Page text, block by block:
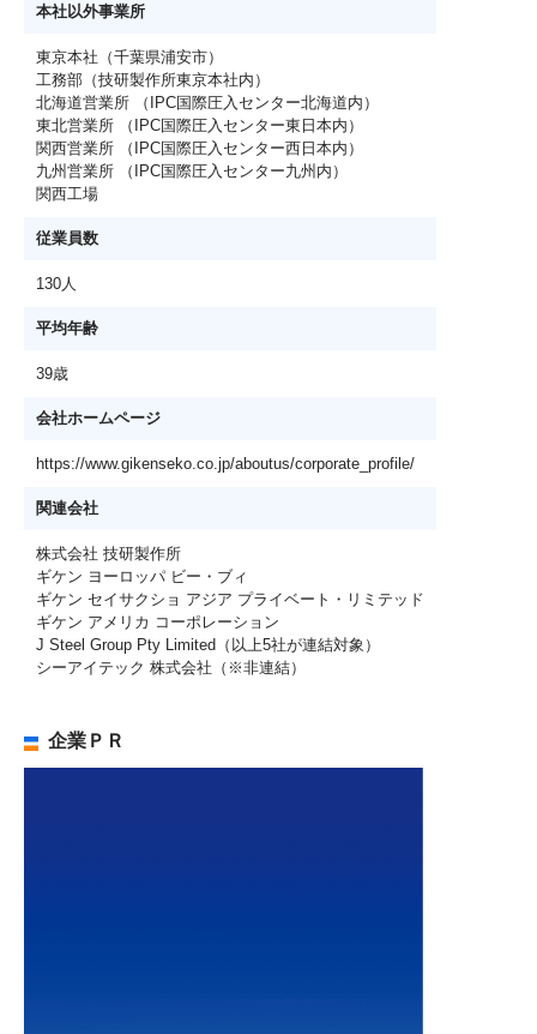
本社以外事業所
東京本社（千葉県浦安市）
工務部（技研製作所東京本社内）
北海道営業所 （IPC国際圧入センター北海道内）
東北営業所 （IPC国際圧入センター東日本内）
関西営業所 （IPC国際圧入センター西日本内）
九州営業所 （IPC国際圧入センター九州内）
関西工場
従業員数
130人
平均年齢
39歳
会社ホームページ
https://www.gikenseko.co.jp/aboutus/corporate_profile/
関連会社
株式会社 技研製作所
ギケン ヨーロッパ ビー・ブィ
ギケン セイサクショ アジア プライベート・リミテッド
ギケン アメリカ コーポレーション
J Steel Group Pty Limited（以上5社が連結対象）
シーアイテック 株式会社（※非連結）
企業ＰＲ